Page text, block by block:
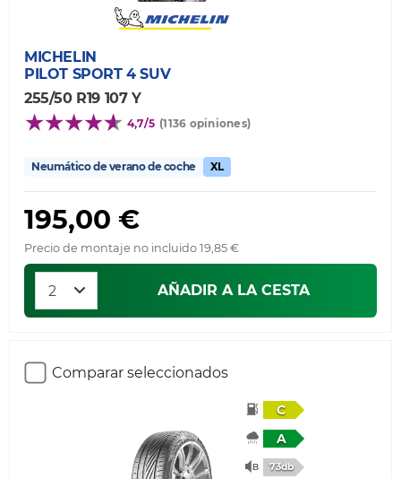
MICHELIN
PILOT SPORT 4 SUV
255/50 R19 107 Y
4,7/5 (1136 opiniones)
Neumático de verano de coche XL
195,00 €
Precio de montaje no incluido 19,85 €
AÑADIR A LA CESTA
Comparar seleccionados
C
A
73db